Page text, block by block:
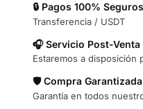
🔒 Pagos 100% Seguros
Transferencia / USDT
🎧 Servicio Post-Venta
Estaremos a disposición
🛡️ Compra Garantizada
Garantía en todos